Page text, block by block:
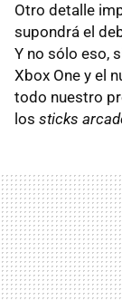
Otro detalle
supondrá el
Y no sólo eso,
Xbox One y el
todo nuestro
los sticks